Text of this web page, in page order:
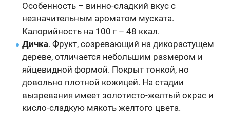
Особенность – винно-сладкий вкус с
незначительным ароматом муската.
Калорийность на 100 г – 48 ккал.
Дичка. Фрукт, созревающий на дикорастущем
дереве, отличается небольшим размером и
яйцевидной формой. Покрыт тонкой, но
довольно плотной кожицей. На стадии
вызревания имеет золотисто-желтый окрас и
кисло-сладкую мякоть желтого цвета.